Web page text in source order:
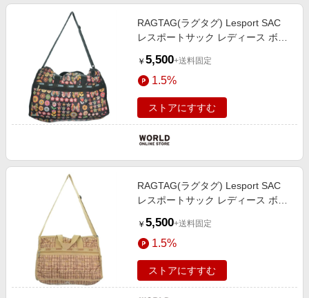
コスメ・健康・医薬品
キッズ・ベビー用品
家電・PC・スマホ・カメラ
エンタメ
スポーツ・アウトドア・ゴルフ
インテリア・寝具
旅行・レジャー・ホテル予約
生活・お役立ち
金融・マネー・保険
デジタルコンテンツ
ビジネス・その他サービス
新着ストアのご紹介
電子書籍特集
楽天ペイ導入ストア
楽天サービス特集
旅行特集
わくわく夏特集
Apple公式サイト×楽天カード分割払い
Qoo10メガポ
Samsung ボーナスキャンペーン
週末の高還元 夏の長期版
楽天IDでログイン/会員登録
RAGTAG(ラグタグ) Lesport SAC
レスポートサック レディース ボス
￥ 5,500+送料固定
1.5%
ストアにすすむ
RAGTAG(ラグタグ) Lesport SAC
レスポートサック レディース ボス
￥ 5,500+送料固定
1.5%
ストアにすすむ